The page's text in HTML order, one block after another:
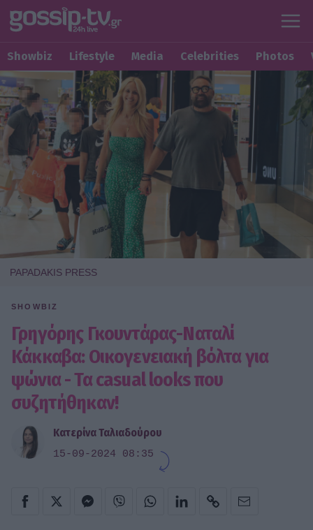
Showbiz Lifestyle Media Celebrities Photos
PAPADAKIS PRESS
SHOWBIZ
Γρηγόρης Γκουντάρας-Ναταλί
Κάκκαβα: Οικογενειακή βόλτα για
ψώνια - Τα casual looks που
συζητήθηκαν!
Κατερίνα Ταλιαδούρου
15-09-2024 08:35